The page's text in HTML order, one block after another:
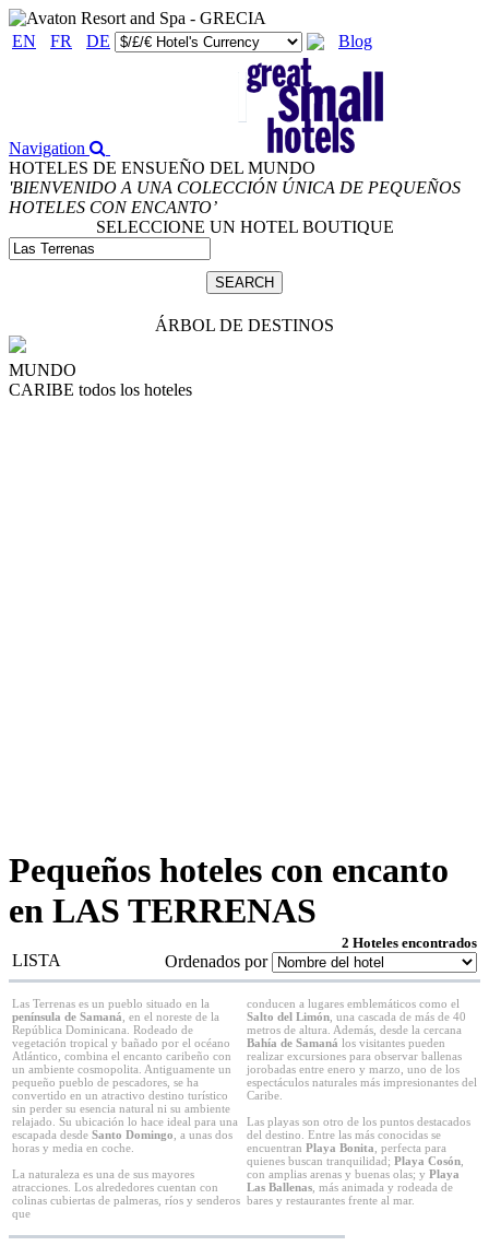
EN FR DE Blog
Navigation
HOTELES DE ENSUEÑO DEL MUNDO
'BIENVENIDO A UNA COLECCIÓN ÚNICA DE PEQUEÑOS
HOTELES CON ENCANTO’
SELECCIONE UN HOTEL BOUTIQUE
ÁRBOL DE DESTINOS
MUNDO
CARIBE todos los hoteles
Pequeños hoteles con encanto
en LAS TERRENAS
LISTA
2 Hoteles encontrados
Ordenados por
Las Terrenas es un pueblo situado en la
península de Samaná , en el noreste de la
República Dominicana. Rodeado de
vegetación tropical y bañado por el océano
Atlántico, combina el encanto caribeño con
un ambiente cosmopolita. Antiguamente un
pequeño pueblo de pescadores, se ha
convertido en un atractivo destino turístico
sin perder su esencia natural ni su ambiente
relajado. Su ubicación lo hace ideal para una
escapada desde Santo Domingo , a unas dos
horas y media en coche.
La naturaleza es una de sus mayores
atracciones. Los alrededores cuentan con
colinas cubiertas de palmeras, ríos y senderos
que
conducen a lugares emblemáticos como el
Salto del Limón , una cascada de más de 40
metros de altura. Además, desde la cercana
Bahía de Samaná los visitantes pueden
realizar excursiones para observar ballenas
jorobadas entre enero y marzo, uno de los
espectáculos naturales más impresionantes del
Caribe.
Las playas son otro de los puntos destacados
del destino. Entre las más conocidas se
encuentran Playa Bonita , perfecta para
quienes buscan tranquilidad; Playa Cosón
con amplias arenas y buenas olas; y Playa
Las Ballenas , más animada y rodeada de
bares y restaurantes frente al mar.